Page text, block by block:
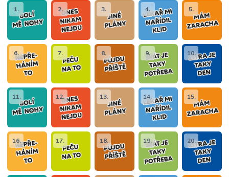
1. 2. 3. 4. 5.
6. 7. 8. 9. 10.
11. 12. 13. 14. 15.
16. 17. 18. 19. 20.